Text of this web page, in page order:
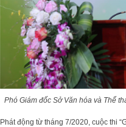
Phó Giám đốc Sở Văn hóa và Thể
Phát động từ tháng 7/2020, cuộc thi